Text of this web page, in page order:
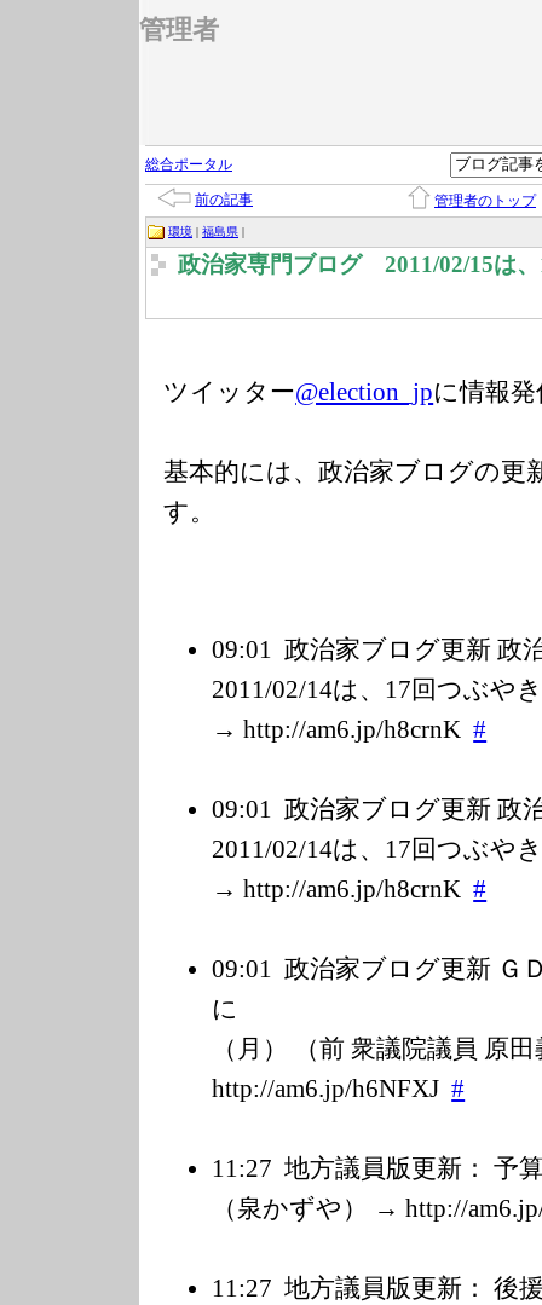
管理者
総合ポータル
前の記事 管理者のトップ
環境 | 福島県 |
政治家専門ブログ 2011/02/15は
ツイッター@election_jpに情報
基本的には、政治家ブログの更
す。
09:01 政治家ブログ更新
2011/02/14は、17回つぶや
→ http://am6.jp/h8crnK #
09:01 政治家ブログ更新
2011/02/14は、17回つぶや
→ http://am6.jp/h8crnK #
09:01 政治家ブログ更新 Ｇ
に ２月
（月） （前 衆議院議員 原
http://am6.jp/h6NFXJ #
11:27 地方議員版更新： 予
（泉かずや） → http://
11:27 地方議員版更新： 後